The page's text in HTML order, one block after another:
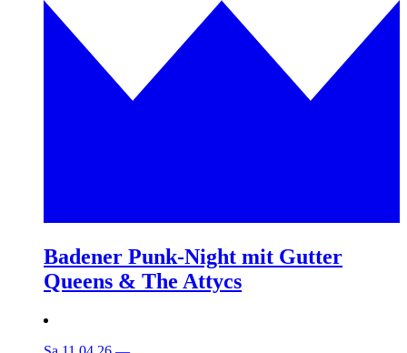
Badener Punk-Night mit Gutter
Queens & The Attycs